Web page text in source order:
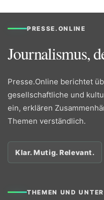
PRESSE.ONLINE
Journalismus,
Presse.Online berichtet
gesellschaftliche und
ein, erklären
Themen verständlich.
Klar. Mutig. Relevant.
THEMEN UND